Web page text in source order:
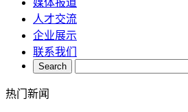
人才交流
企业展示
联系我们
热门新闻